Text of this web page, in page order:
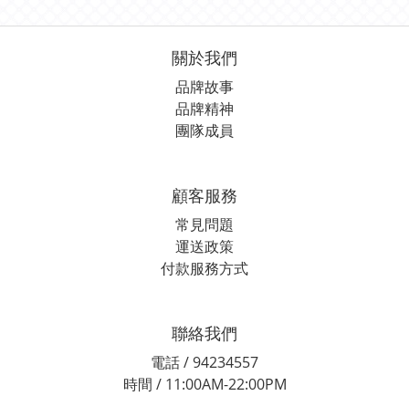
關於我們
品牌故事
品牌精神
團隊成員
顧客服務
常見問題
運送政策
付款服務方式
聯絡我們
電話 / 94234557
時間 / 11:00AM-22:00PM